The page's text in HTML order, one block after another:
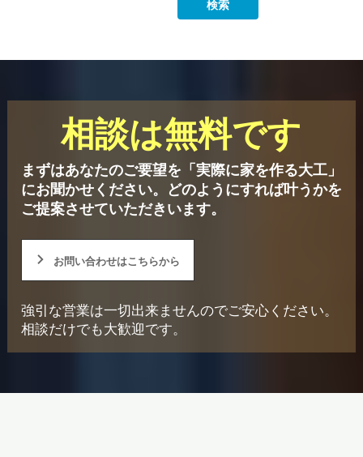
相談は無料です
まずはあなたのご要望を「実際に家を作る大工」
にお聞かせください。
どのようにすれば叶うかを
ご提案させていただきいます。
お問い合わせはこちらから
強引な営業は一切出来ませんのでご安心ください。
相談だけでも大歓迎です。